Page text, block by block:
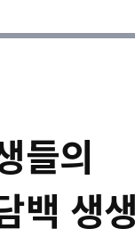
들의
백 생